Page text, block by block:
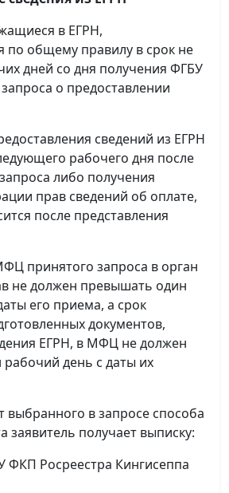
в ЕГРН,
по общему правилу в срок не
дней со дня получения ФГБУ
о предоставлении
сведений из ЕГРН
рабочего дня после
либо получения
прав сведений об оплате,
после представления
принятого запроса в орган
не должен превышать один
его приема, а срок
документов,
ЕГРН, в МФЦ не должен
день с даты их
выбранного в запросе способа
заявитель получает выписку:
ФКП Росреестра Кингисеппа